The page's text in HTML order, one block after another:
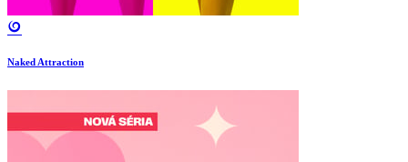
Naked Attraction